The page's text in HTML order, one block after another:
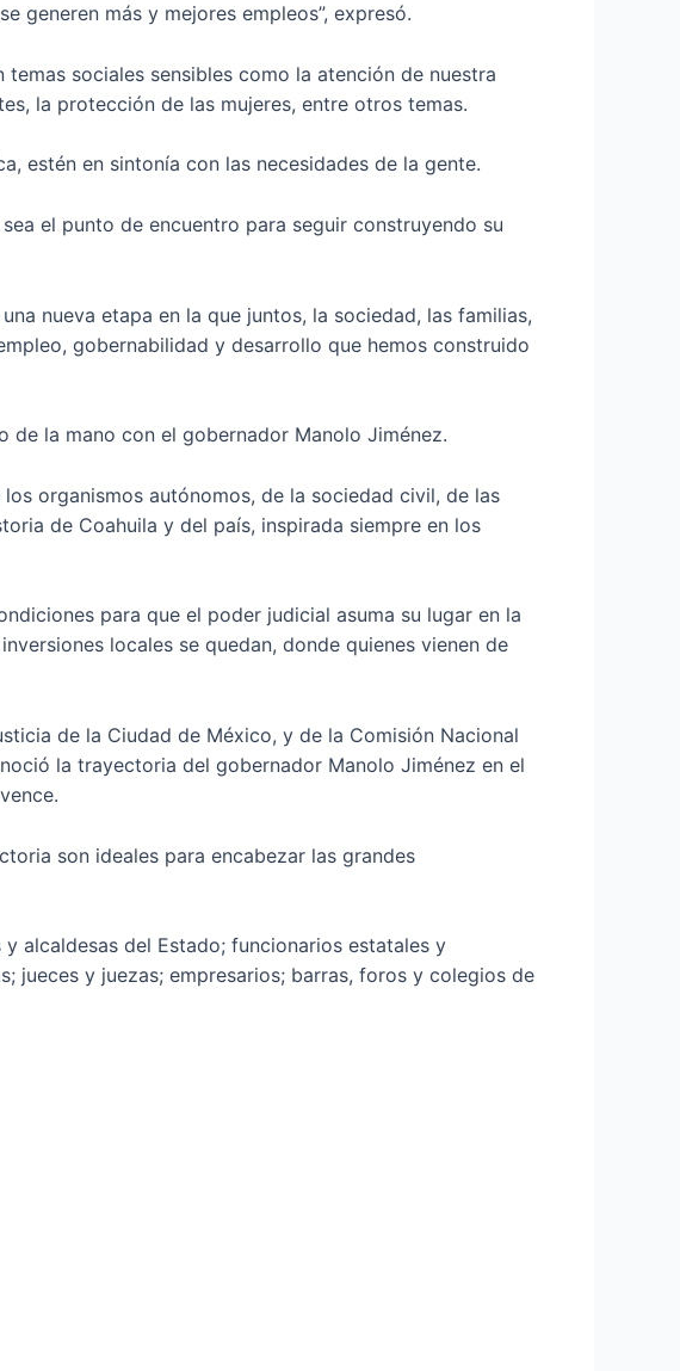
generen más y mejores empleos”, expresó.
sociales sensibles como la atención de nuestra
la protección de las mujeres, entre otros temas.
estén en sintonía con las necesidades de la gente.
el punto de encuentro para seguir construyendo su
nueva etapa en la que juntos, la sociedad, las familias,
gobernabilidad y desarrollo que hemos construido
la mano con el gobernador Manolo Jiménez.
organismos autónomos, de la sociedad civil, de las
de Coahuila y del país, inspirada siempre en los
para que el poder judicial asuma su lugar en la
locales se quedan, donde quienes vienen de
de la Ciudad de México, y de la Comisión Nacional
la trayectoria del gobernador Manolo Jiménez en el
son ideales para encabezar las grandes
alcaldesas del Estado; funcionarios estatales y
jueces y juezas; empresarios; barras, foros y colegios de